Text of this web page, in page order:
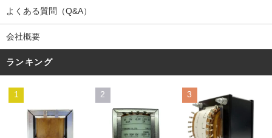
よくある質問（Q&A）
会社概要
ランキング
1 2 3